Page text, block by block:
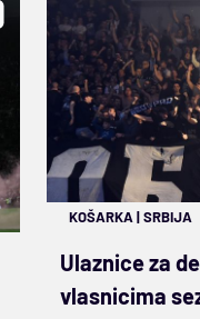
KOŠARKA |SRBIJA
Ulaznice za
vlasnicima